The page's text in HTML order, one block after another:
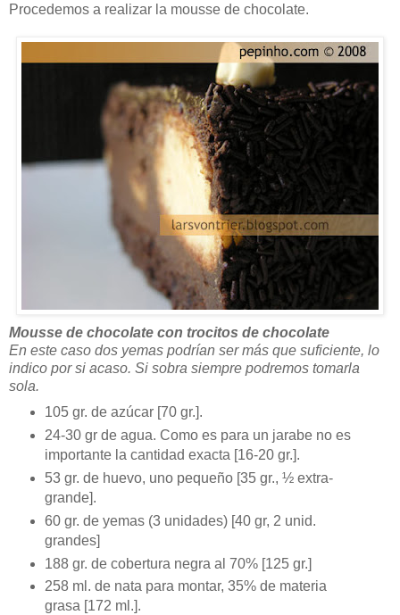
Procedemos a realizar la mousse de chocolate.
Mousse de chocolate con trocitos de chocolate
En este caso dos yemas podrían ser más que suficiente, lo
indico por si acaso. Si sobra siempre podremos tomarla
sola.
105 gr. de azúcar [70 gr.].
24-30 gr de agua. Como es para un jarabe no es
importante la cantidad exacta [16-20 gr.].
53 gr. de huevo, uno pequeño [35 gr., ½ extra-
grande].
60 gr. de yemas (3 unidades) [40 gr, 2 unid.
grandes]
188 gr. de cobertura negra al 70% [125 gr.]
258 ml. de nata para montar, 35% de materia
grasa [172 ml.].